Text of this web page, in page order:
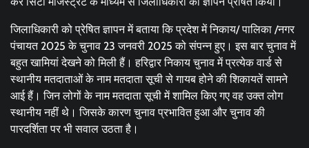
जिलाधिकारी को प्रेषित ज्ञापन में बताया कि प्रदेश में निकाय/ पालिका /नगर
पंचायत 2025 के चुनाव 23 जनवरी 2025 को संपन्न हुए। इस बार चुनाव में
बहुत खामियां देखने को मिली हैं। हरिद्वार निकाय चुनाव में प्रत्येक वार्ड से
स्थानीय मतदाताओं के नाम मतदाता सूची से गायब होने की शिकायतें सामने
आई हैं। जिन लोगों के नाम मतदाता सूची में शामिल किए गए वह उक्त लोग
स्थानीय नहीं थे। जिसके कारण चुनाव प्रभावित हुआ और चुनाव की
पारदर्शिता पर भी सवाल उठता है।